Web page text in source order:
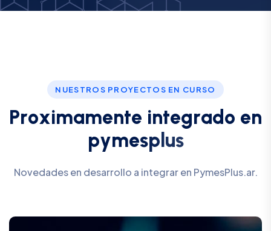
NUESTROS PROYECTOS EN CURSO
Proximamente integrado en
pymesp us
Novedades en desarrollo a integrar en PymesPlus.ar.